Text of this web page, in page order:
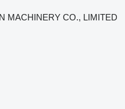
MACHINERY CO., LIMITED